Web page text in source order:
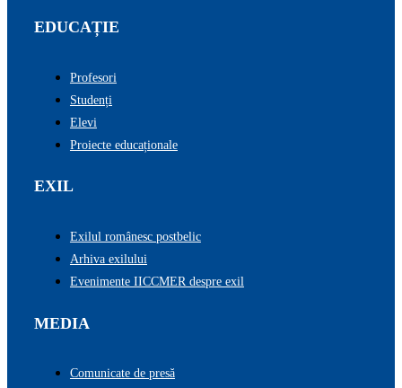
EDUCAȚIE
Profesori
Studenți
Elevi
Proiecte educaționale
EXIL
Exilul românesc postbelic
Arhiva exilului
Evenimente IICCMER despre exil
MEDIA
Comunicate de presă